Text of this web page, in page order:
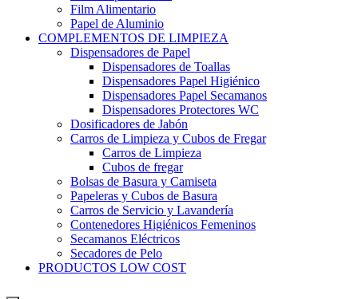
Film Alimentario
Papel de Aluminio
COMPLEMENTOS DE LIMPIEZA
Dispensadores de Papel
Dispensadores de Toallas
Dispensadores Papel Higiénico
Dispensadores Papel Secamanos
Dispensadores Protectores WC
Dosificadores de Jabón
Carros de Limpieza y Cubos de Fregar
Carros de Limpieza
Cubos de fregar
Bolsas de Basura y Camiseta
Papeleras y Cubos de Basura
Carros de Servicio y Lavandería
Contenedores Higiénicos Femeninos
Secamanos Eléctricos
Secadores de Pelo
PRODUCTOS LOW COST